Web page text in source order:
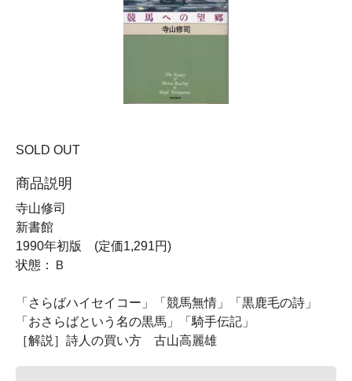
SOLD OUT
商品説明
寺山修司
新書館
1990年初版 (定価1,291円)
状態：Ｂ
「さらばハイセイコー」「競馬無情」「黒鹿毛の詩」
「おさらばという名の黒馬」「騎手伝記」
［解説］詩人の買い方 古山高麗雄